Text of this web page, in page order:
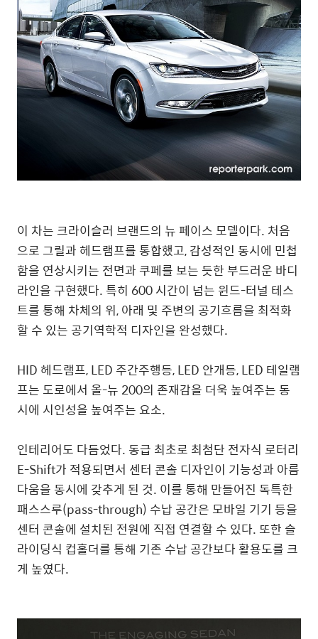
이 차는 크라이슬러 브랜드의 뉴 페이스 모델이다. 처음
으로 그릴과 헤드램프를 통합했고, 감성적인 동시에 민첩
함을 연상시키는 전면과 쿠페를 보는 듯한 부드러운 바디
라인을 구현했다. 특히 600 시간이 넘는 윈드-터널 테스
트를 통해 차체의 위, 아래 및 주변의 공기흐름을 최적화
할 수 있는 공기역학적 디자인을 완성했다.
HID 헤드램프, LED 주간주행등, LED 안개등, LED 테일램
프는 도로에서 올-뉴 200의 존재감을 더욱 높여주는 동
시에 시인성을 높여주는 요소.
인테리어도 다듬었다. 동급 최초로 최첨단 전자식 로터리
E-Shift가 적용되면서 센터 콘솔 디자인이 기능성과 아름
다움을 동시에 갖추게 된 것. 이를 통해 만들어진 독특한
패스스루(pass-through) 수납 공간은 모바일 기기 등을
센터 콘솔에 설치된 전원에 직접 연결할 수 있다. 또한 슬
라이딩식 컵홀더를 통해 기존 수납 공간보다 활용도를 크
게 높였다.